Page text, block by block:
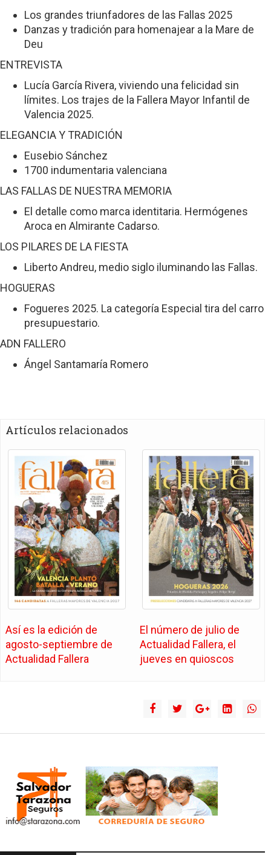
Los grandes triunfadores de las Fallas 2025
Danzas y tradición para homenajear a la Mare de
Deu
ENTREVISTA
Lucía García Rivera, viviendo una felicidad sin
límites. Los trajes de la Fallera Mayor Infantil de
Valencia 2025.
ELEGANCIA Y TRADICIÓN
Eusebio Sánchez
1700 indumentaria valenciana
LAS FALLAS DE NUESTRA MEMORIA
El detalle como marca identitaria. Hermógenes
Aroca en Almirante Cadarso.
LOS PILARES DE LA FIESTA
Liberto Andreu, medio siglo iluminando las Fallas.
HOGUERAS
Fogueres 2025. La categoría Especial tira del carro
presupuestario.
ADN FALLERO
Ángel Santamaría Romero
Artículos relacionados
Así es la edición de
agosto-septiembre de
Actualidad Fallera
El número de julio de
Actualidad Fallera, el
jueves en quioscos